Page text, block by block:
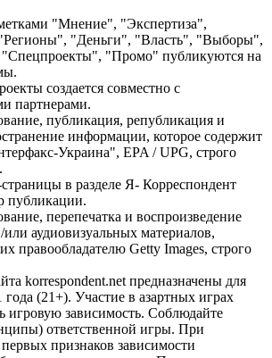
"Мнение", "Экспертиза",
"Деньги", "Власть", "Выборы",
"Спецпроекты", "Промо" публикуются на
создается совместно с
партнерами.
публикация, републикация и
информации, которое содержит
Украина", EPA / UPG, строго
в разделе Я- Корреспондент
публикации.
перепечатка и воспроизведение
аудиовизуальных материалов,
правообладателю Getty Images, строго
korrespondent.net предназначены для
(21+). Участие в азартных играх
игровую зависимость. Соблюдайте
ответственной игры. При
признаков зависимости